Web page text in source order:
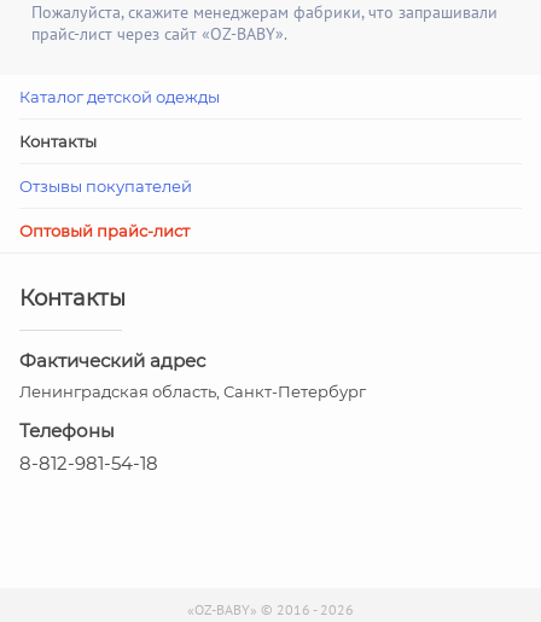
Пожалуйста, скажите менеджерам фабрики, что запрашивали
прайс-лист через сайт «OZ-BABY».
Каталог детской одежды
Контакты
Отзывы покупателей
Оптовый прайс-лист
Контакты
Фактический адрес
Ленинградская область, Санкт-Петербург
Телефоны
8-812-981-54-18
«OZ-BABY» © 2016 - 2026